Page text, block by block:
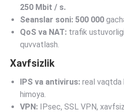
250 Mbit / s.
Seanslar soni: 500 000
QoS va NAT: trafik
quvvatlash.
Xavfsizlik
IPS va antivirus: real vaqtda
himoya.
VPN: IPsec, SSL VPN,